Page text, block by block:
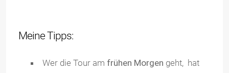
Meine Tipps:
Wer die Tour am frühen Morgen geht, hat